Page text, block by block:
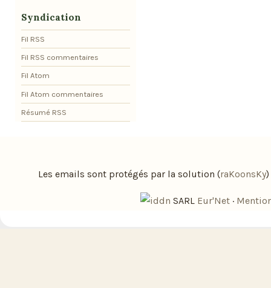
Syndication
Fil RSS
Fil RSS commentaires
Fil Atom
Fil Atom commentaires
Résumé RSS
Les emails sont protégés par la solution (raKoonsKy)
SARL Eur'Net ·